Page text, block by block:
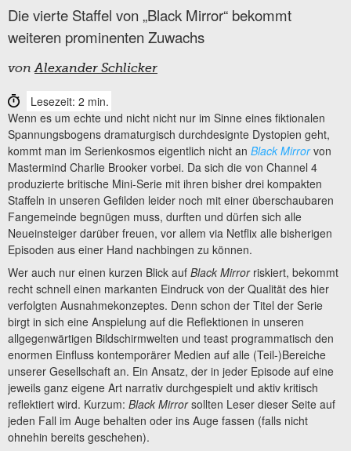
Die vierte Staffel von „Black Mirror“ bekommt
weiteren prominenten Zuwachs
vonAlexander Schlicker
Lesezeit: 2 min.
Wenn es um echte und nicht nicht nur im Sinne eines fiktionalen
Spannungsbogens dramaturgisch durchdesignte Dystopien geht,
kommt man im Serienkosmos eigentlich nicht an Black Mirrorvon
Mastermind Charlie Brooker vorbei. Da sich die von Channel 4
produzierte britische Mini-Serie mit ihren bisher drei kompakten
Staffeln in unseren Gefilden leider noch mit einer überschaubaren
Fangemeinde begnügen muss, durften und dürfen sich alle
Neueinsteiger darüber freuen, vor allem via Netflix alle bisherigen
Episoden aus einer Hand nachbingen zu können.
Wer auch nur einen kurzen Blick auf Black Mirrorriskiert, bekommt
recht schnell einen markanten Eindruck von der Qualität des hier
verfolgten Ausnahmekonzeptes. Denn schon der Titel der Serie
birgt in sich eine Anspielung auf die Reflektionen in unseren
allgegenwärtigen Bildschirmwelten und teast programmatisch den
enormen Einfluss kontemporärer Medien auf alle (Teil-)Bereiche
unserer Gesellschaft an. Ein Ansatz, der in jeder Episode auf eine
jeweils ganz eigene Art narrativ durchgespielt und aktiv kritisch
reflektiert wird. Kurzum: Black Mirrorsollten Leser dieser Seite auf
jeden Fall im Auge behalten oder ins Auge fassen (falls nicht
ohnehin bereits geschehen).